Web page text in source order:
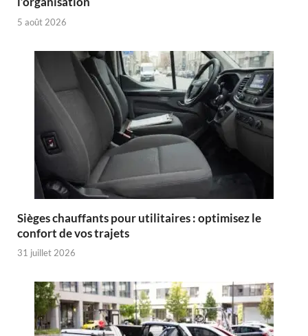
5 août 2026
Sièges chauffants pour utilitaires : optimisez le
confort de vos trajets
31 juillet 2026